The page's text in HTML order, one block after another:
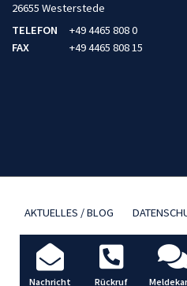
Nachricht Rückruf
26655 Westerstede
TELEFON
+49 4465 808 0
FAX
+49 4465 808 15
AKTUELLES / BLOG
TBD